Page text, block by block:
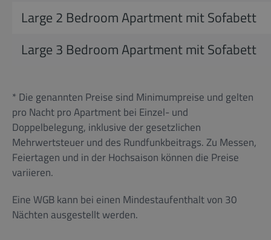
Large 2 Bedroom Apartment mit Sofabett
Large 3 Bedroom Apartment mit Sofabett
* Die genannten Preise sind Minimumpreise und gelten
pro Nacht pro Apartment bei Einzel- und
Doppelbelegung, inklusive der gesetzlichen
Mehrwertsteuer und des Rundfunkbeitrags. Zu Messen,
Feiertagen und in der Hochsaison können die Preise
variieren.
Eine WGB kann bei einen Mindestaufenthalt von 30
Nächten ausgestellt werden.